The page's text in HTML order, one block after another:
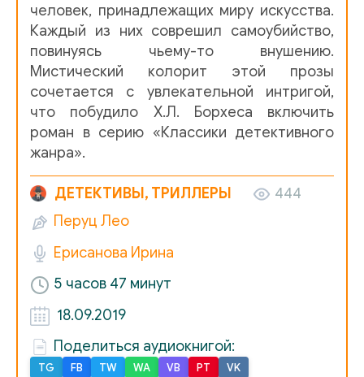
0012
0013
0014
0016
0018
0019
0020
0023
человек, принадлежащих миру искусства.
Каждый из них соврешил самоубийство,
повинуясь чьему-то внушению.
Мистический колорит этой прозы
сочетается с увлекательной интригой,
что побудило Х.Л. Борхеса включить
роман в серию «Классики детективного
жанра».
ДЕТЕКТИВЫ, ТРИЛЛЕРЫ
444
Перуц Лео
Ерисанова Ирина
5 часов 47 минут
18.09.2019
Поделиться аудиокнигой:
TG FB TW WA VB PT VK